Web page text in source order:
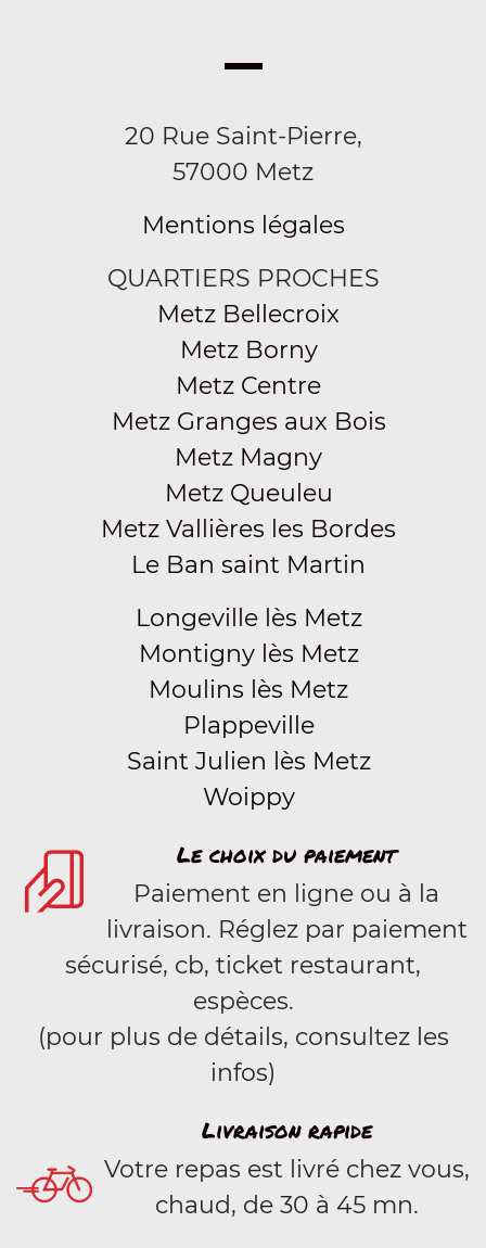
20 Rue Saint-Pierre,
57000 Metz
Mentions légales
QUARTIERS PROCHES
Metz Bellecroix
Metz Borny
Metz Centre
Metz Granges aux Bois
Metz Magny
Metz Queuleu
Metz Vallières les Bordes
Le Ban saint Martin
Longeville lès Metz
Montigny lès Metz
Moulins lès Metz
Plappeville
Saint Julien lès Metz
Woippy
Le choix du paiement
Paiement en ligne ou à la
livraison. Réglez par paiement
sécurisé, cb, ticket restaurant,
espèces.
(pour plus de détails, consultez les
infos)
Livraison rapide
Votre repas est livré chez vous,
chaud, de 30 à 45 mn.